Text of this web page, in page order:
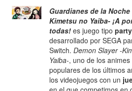
Guardianes de la Noche
Kimetsu no Yaiba- ¡A
todas! es juego tipoparty
desarrollado por SEGA
Switch.Demon Slayer -
Yaiba-, uno de los animes
populares de los últimos
los videojuegos con un